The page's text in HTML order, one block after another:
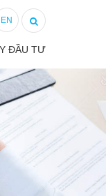
EN
ĐẦU TƯ